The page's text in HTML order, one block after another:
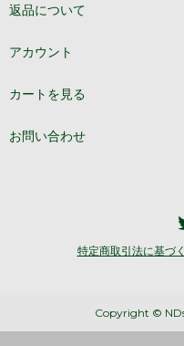
返品について
アカウント
カートを見る
お問い合わせ
特定商取引法に基づ
Copyright ©